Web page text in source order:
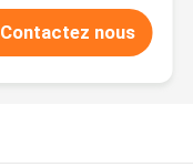
Contactez nous